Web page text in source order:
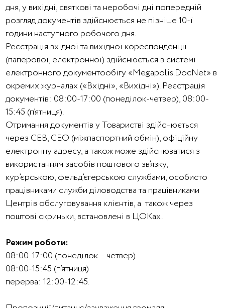
дня, у вихідні, святкові та неробочі дні попередній
розгляд документів здійснюється не пізніше 10-ї
години наступного робочого дня.
Реєстрація вхідної та вихідної кореспонденції
(паперової, електронної) здійснюється в системі
електронного документообігу «Megapolis.DoсNet» в
окремих журналах («Вхідні», «Вихідні»). Реєстрація
документів: 08:00-17:00 (понеділок-четвер), 08:00-
15:45 (п’ятниця).
Отримання документів у Товаристві здійснюється
через СЕВ, СЕО (міжпаспортний обмін), офіційну
електронну адресу, а також може здійснюватися з
використанням засобів поштового зв’язку,
кур’єрською, фельд’єгерською службами, особисто
працівниками служби діловодства та працівниками
Центрів обслуговування клієнтів, а також через
поштові скриньки, встановлені в ЦОКах.
Режим роботи:
08:00-17:00 (понеділок – четвер)
08:00-15:45 (п’ятниця)
перерва: 12:00-12:45.